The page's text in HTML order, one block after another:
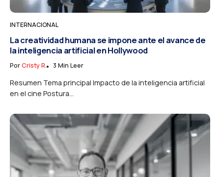
INTERNACIONAL
La creatividad humana se impone ante el avance de
la inteligencia artificial en Hollywood
PorCristy R. 3 Min Leer
Resumen Tema principal Impacto de la inteligencia artificial
en el cine Postura...